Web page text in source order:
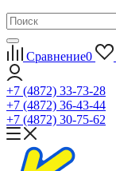
Сравнение0
+7 (4872) 33-73-28
+7 (4872) 36-43-44
+7 (4872) 30-75-62